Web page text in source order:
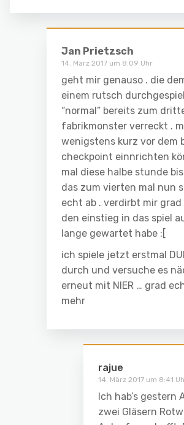
Jan Prietzsch
14. März 2017 um 8:09 Uhr
geht mir genauso . die
einem rutsch
“normal” bereits zum
fabrikmonster verreckt .
wenigstens kurz vor dem
checkpoint einnrichten
mal diese halbe stunde
das zum vierten mal nun
echt ab . verdirbt mir
den einstieg in das spiel
lange gewartet habe :[
ich spiele jetzt erstmal
durch und versuche es
erneut mit NIER … grad
mehr
rajue
14. März 2017 um 8:41
Ich hab’s gestern
zwei Gläsern